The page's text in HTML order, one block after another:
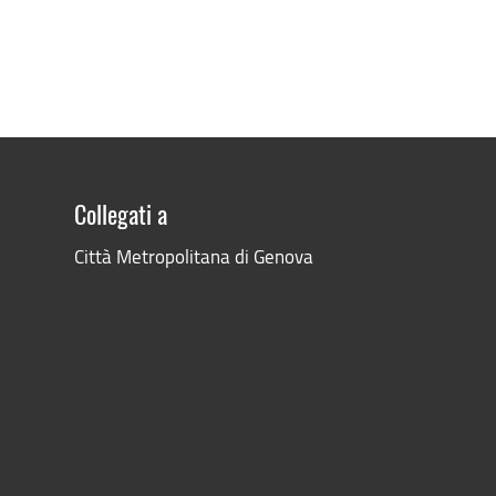
Collegati a
Città Metropolitana di Genova